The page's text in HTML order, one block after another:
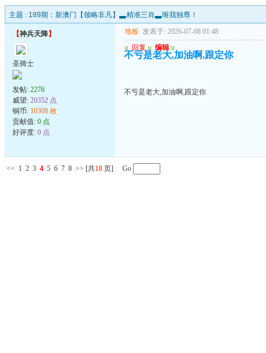
主题 : 189期：新澳门【领略非凡】▃精准三肖▃唯我独尊！
【神兵天降】
圣骑士
发帖: 2276
威望: 20352 点
铜币: 10308 枚
贡献值: 0 点
好评度: 0 点
地板 发表于: 2026-07-08 01:48
u 回复 u 编辑 u
不亏是老大,加油啊,跟定你
不亏是老大,加油啊,跟定你
<< 1 2 3 4 5 6 7 8 >> [共18 页] Go